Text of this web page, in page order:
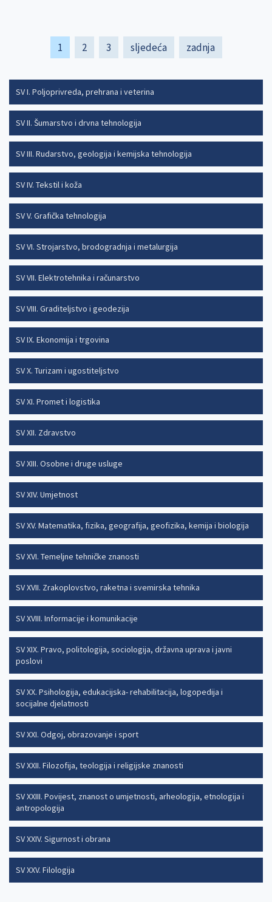
Pagination
Current
page
1 Page
2 Page
3
Next
page
sljedeća
Last
page
zadnja
SV I. Poljoprivreda, prehrana i veterina
SV II. Šumarstvo i drvna tehnologija
SV III. Rudarstvo, geologija i kemijska tehnologija
SV IV. Tekstil i koža
SV V. Grafička tehnologija
SV VI. Strojarstvo, brodogradnja i metalurgija
SV VII. Elektrotehnika i računarstvo
SV VIII. Graditeljstvo i geodezija
SV IX. Ekonomija i trgovina
SV X. Turizam i ugostiteljstvo
SV XI. Promet i logistika
SV XII. Zdravstvo
SV XIII. Osobne i druge usluge
SV XIV. Umjetnost
SV XV. Matematika, fizika, geografija, geofizika, kemija i biologija
SV XVI. Temeljne tehničke znanosti
SV XVII. Zrakoplovstvo, raketna i svemirska tehnika
SV XVIII. Informacije i komunikacije
SV XIX. Pravo, politologija, sociologija, državna uprava i javni
poslovi
SV XX. Psihologija, edukacijska- rehabilitacija, logopedija i
socijalne djelatnosti
SV XXI. Odgoj, obrazovanje i sport
SV XXII. Filozofija, teologija i religijske znanosti
SV XXIII. Povijest, znanost o umjetnosti, arheologija, etnologija i
antropologija
SV XXIV. Sigurnost i obrana
SV XXV. Filologija